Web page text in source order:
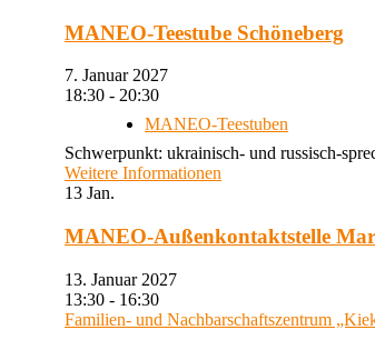
MANEO-Teestube Schöneberg
7. Januar 2027
18:30 - 20:30
MANEO-Teestuben
Schwerpunkt: ukrainisch- und russisch-
Weitere Informationen
13 Jan.
MANEO-Außenkontaktstelle
13. Januar 2027
13:30 - 16:30
Familien- und Nachbarschaftszentrum